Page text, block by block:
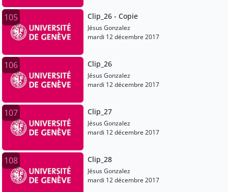
105 Clip_26 - Copie
Jésus Gonzalez
mardi 12 décembre 2017
106 Clip_26
Jésus Gonzalez
mardi 12 décembre 2017
107 Clip_27
Jésus Gonzalez
mardi 12 décembre 2017
108 Clip_28
Jésus Gonzalez
mardi 12 décembre 2017